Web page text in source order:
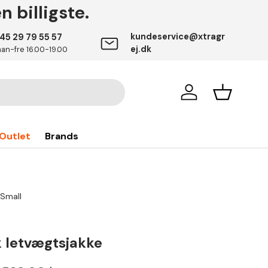
billigste.
29 79 55 57
fre 16.00-19.00
kundeservice@xtragr
ej.dk
Log på
Outlet Brands
letvægtsjakke